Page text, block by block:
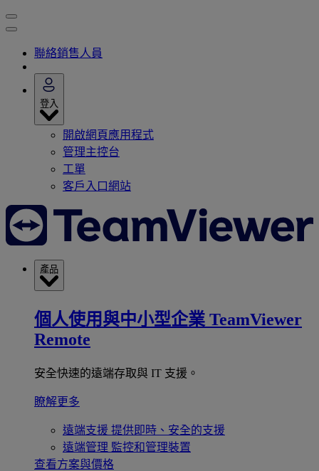
聯絡銷售人員
登入
開啟網頁應用程式
管理主控台
工單
客戶入口網站
產品
個人使用與中小型企業 TeamViewer
Remote
安全快速的遠端存取與 IT 支援。
瞭解更多
遠端支援 提供即時、安全的支援
遠端管理 監控和管理裝置
查看方案與價格